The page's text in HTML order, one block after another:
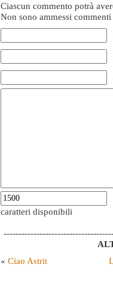
Ciascun commento potrà
Non sono ammessi
caratteri disponibili
« Ciao Astrit